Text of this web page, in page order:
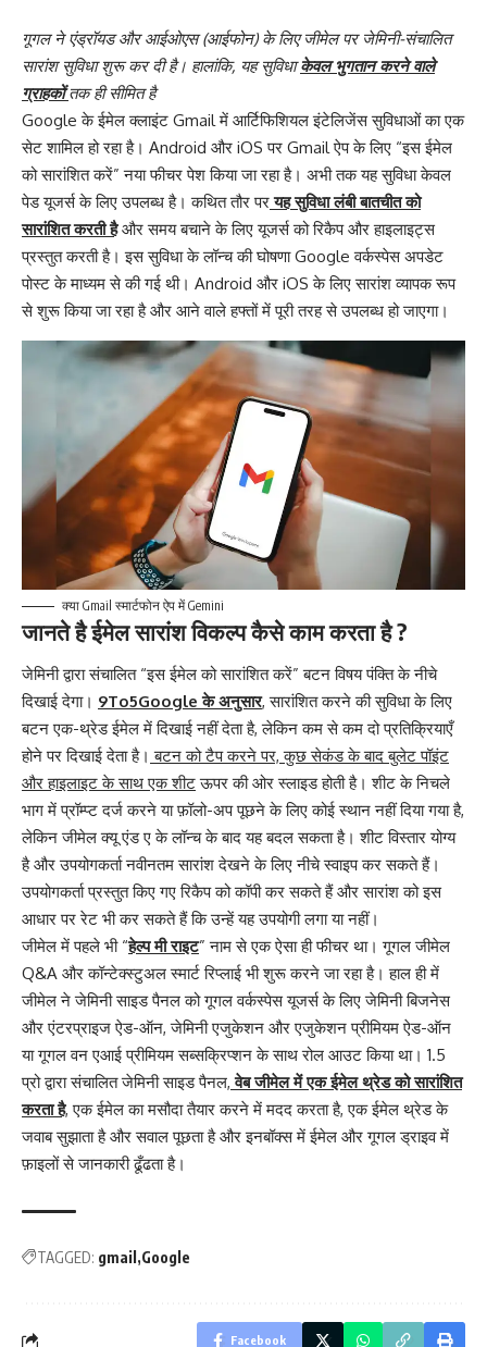
गूगल ने एंड्रॉयड और आईओएस (आईफोन) के लिए जीमेल पर जेमिनी-संचालित
सारांश सुविधा शुरू कर दी है। हालांकि, यह सुविधाकेवल भुगतान करने वाले
ग्राहकों तक ही सीमित है
Google के ईमेल क्लाइंट Gmail में आर्टिफिशियल इंटेलिजेंस सुविधाओं का एक
सेट शामिल हो रहा है। Android और iOS पर Gmail ऐप के लिए “इस ईमेल
को सारांशित करें” नया फीचर पेश किया जा रहा है। अभी तक यह सुविधा केवल
पेड यूजर्स के लिए उपलब्ध है। कथित तौर परयह सुविधा लंबी बातचीत को
सारांशित करती हैऔर समय बचाने के लिए यूजर्स को रिकैप और हाइलाइट्स
प्रस्तुत करती है। इस सुविधा के लॉन्च की घोषणा Google वर्कस्पेस अपडेट
पोस्ट के माध्यम से की गई थी। Android और iOS के लिए सारांश व्यापक रूप
से शुरू किया जा रहा है और आने वाले हफ्तों में पूरी तरह से उपलब्ध हो जाएगा।
क्या Gmail स्मार्टफोन ऐप में Gemini
जानते है ईमेल सारांश विकल्प कैसे काम करता है ?
जेमिनी द्वारा संचालित “इस ईमेल को सारांशित करें” बटन विषय पंक्ति के नीचे
दिखाई देगा। 9To5Google के अनुसार, सारांशित करने की सुविधा के लिए
बटन एक-थ्रेड ईमेल में दिखाई नहीं देता है, लेकिन कम से कम दो प्रतिक्रियाएँ
होने पर दिखाई देता है। बटन को टैप करने पर, कुछ सेकंड के बाद बुलेट पॉइंट
और हाइलाइट के साथ एक शीटऊपर की ओर स्लाइड होती है। शीट के निचले
भाग में प्रॉम्प्ट दर्ज करने या फ़ॉलो-अप पूछने के लिए कोई स्थान नहीं दिया गया है,
लेकिन जीमेल क्यू एंड ए के लॉन्च के बाद यह बदल सकता है। शीट विस्तार योग्य
है और उपयोगकर्ता नवीनतम सारांश देखने के लिए नीचे स्वाइप कर सकते हैं।
उपयोगकर्ता प्रस्तुत किए गए रिकैप को कॉपी कर सकते हैं और सारांश को इस
आधार पर रेट भी कर सकते हैं कि उन्हें यह उपयोगी लगा या नहीं।
जीमेल में पहले भी “हेल्प मी राइट” नाम से एक ऐसा ही फीचर था। गूगल जीमेल
Q&A और कॉन्टेक्स्टुअल स्मार्ट रिप्लाई भी शुरू करने जा रहा है। हाल ही में
जीमेल ने जेमिनी साइड पैनल को गूगल वर्कस्पेस यूजर्स के लिए जेमिनी बिजनेस
और एंटरप्राइज ऐड-ऑन, जेमिनी एजुकेशन और एजुकेशन प्रीमियम ऐड-ऑन
या गूगल वन एआई प्रीमियम सब्सक्रिप्शन के साथ रोल आउट किया था। 1.5
प्रो द्वारा संचालित जेमिनी साइड पैनल, वेब जीमेल में एक ईमेल थ्रेड को सारांशित
करता है, एक ईमेल का मसौदा तैयार करने में मदद करता है, एक ईमेल थ्रेड के
जवाब सुझाता है और सवाल पूछता है और इनबॉक्स में ईमेल और गूगल ड्राइव में
फ़ाइलों से जानकारी ढूँढता है।
TAGGED: gmail Google
Facebook